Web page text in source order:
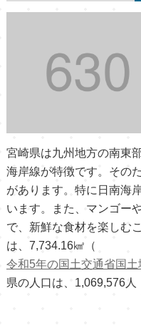
宮崎県は九州地方の南東
海岸線が特徴です。その
があります。特に日南海
います。また、マンゴー
で、新鮮な食材を楽しむ
は、7,734.16㎢（
令和5年の国土交通省国土
県の人口は、1,069,576人